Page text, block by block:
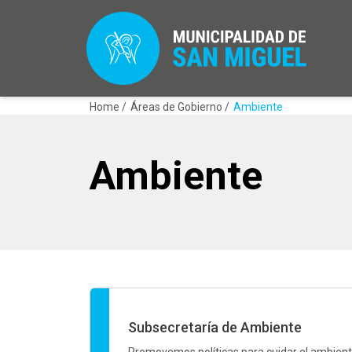
Home / Áreas de Gobierno / Ambiente
Ambiente
Subsecretaría de Ambiente